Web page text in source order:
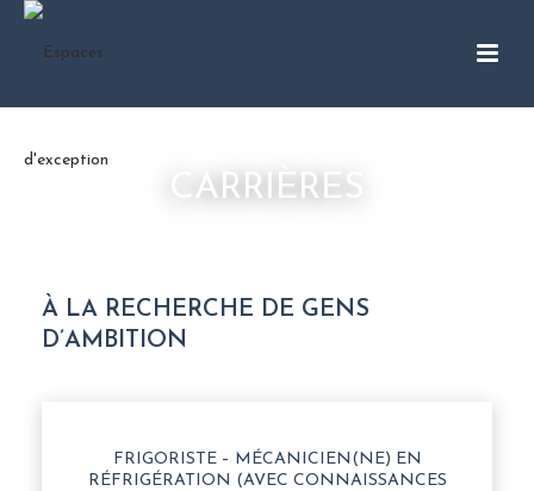
CARRIÈRES
À LA RECHERCHE DE GENS
D’AMBITION
FRIGORISTE – MÉCANICIEN(NE) EN
RÉFRIGÉRATION (AVEC CONNAISSANCES